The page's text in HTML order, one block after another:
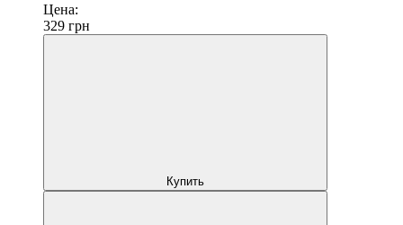
Цена:
329 грн
Купить